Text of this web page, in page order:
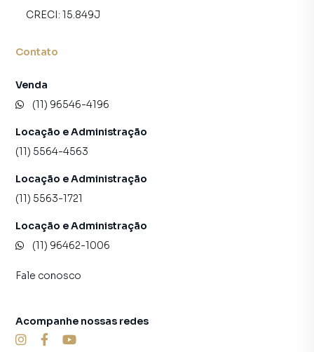
CRECI: 15.849J
Contato
Venda
(11) 96546-4196
Locação e Administração
(11) 5564-4563
Locação e Administração
(11) 5563-1721
Locação e Administração
(11) 96462-1006
Fale conosco
Acompanhe nossas redes